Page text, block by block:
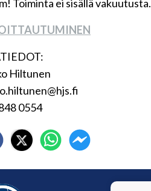
Toiminta ei sisällä vakuutusta.
Hiltunen
0554